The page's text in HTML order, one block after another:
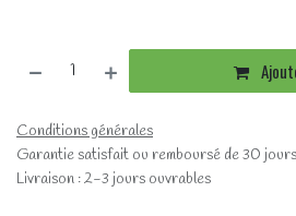
Conditions générales
Garantie satisfait ou remboursé de 30 jours
Livraison : 2-3 jours ouvrables